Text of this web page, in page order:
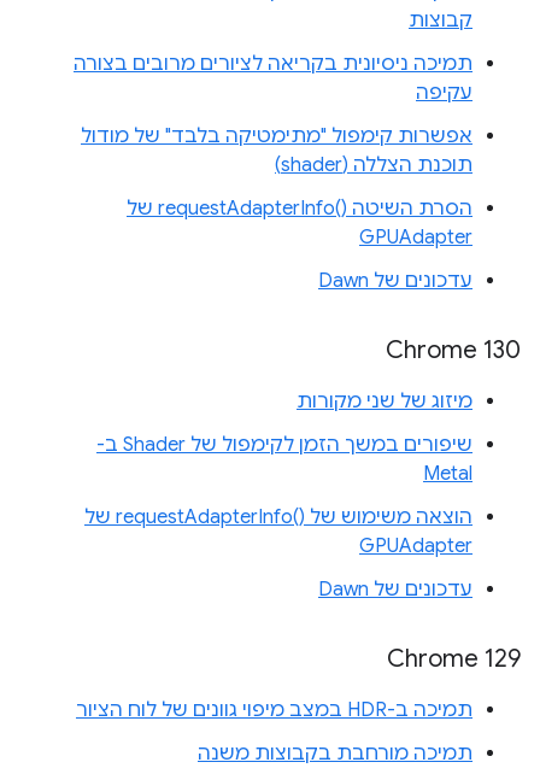
קבוצות
תמיכה ניסיונית בקריאה לציורים מרובים בצורה
עקיפה
אפשרות קימפול "מתימטיקה בלבד" של מודול
תוכנת הצללה (shader)
הסרת השיטה requestAdapterInfo()‎ של
GPUAdapter
עדכונים של Dawn
Chrome 130
מיזוג של שני מקורות
שיפורים במשך הזמן לקימפול של Shader ב-
Metal
הוצאה משימוש של requestAdapterInfo()‎ של
GPUAdapter
עדכונים של Dawn
Chrome 129
תמיכה ב-HDR במצב מיפוי גוונים של לוח הציור
תמיכה מורחבת בקבוצות משנה